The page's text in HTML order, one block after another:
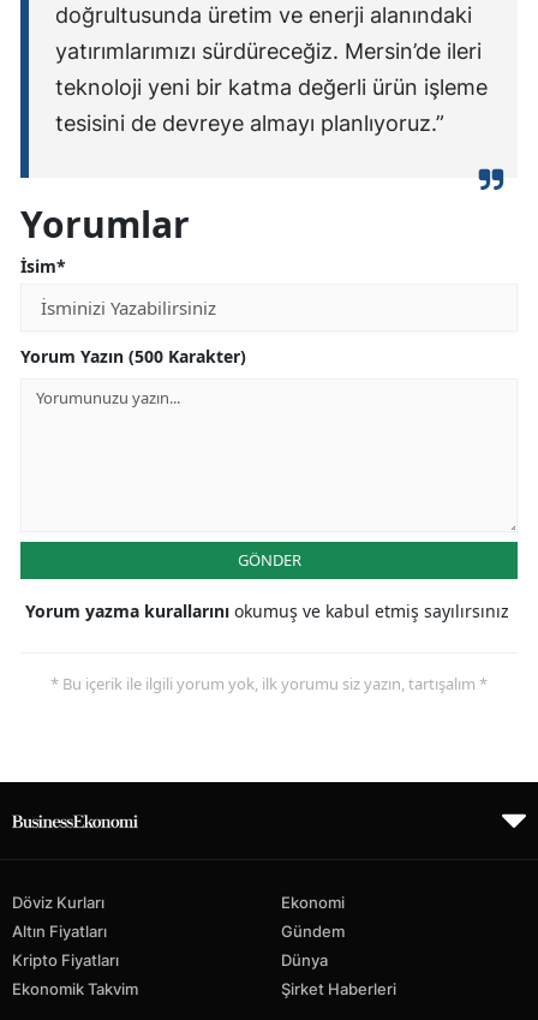
doğrultusunda üretim ve enerji alanındaki
yatırımlarımızı sürdüreceğiz. Mersin’de ileri
teknoloji yeni bir katma değerli ürün işleme
tesisini de devreye almayı planlıyoruz.”
Yorumlar
İsim*
Yorum Yazın (500 Karakter)
GÖNDER
Yorum yazma kurallarını okumuş ve kabul etmiş sayılırsınız
* Bu içerik ile ilgili yorum yok, ilk yorumu siz yazın, tartışalım *
Döviz Kurları
Altın Fiyatları
Kripto Fiyatları
Ekonomik Takvim
Ekonomi
Gündem
Dünya
Şirket Haberleri